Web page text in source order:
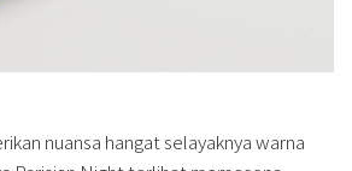
nuansa hangat selayaknya warna